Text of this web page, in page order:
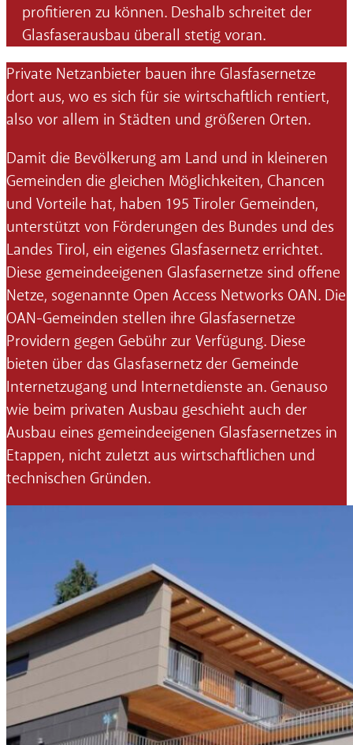
profitieren zu können. Deshalb schreitet der
Glasfaserausbau überall stetig voran.
Private Netzanbieter bauen ihre Glasfasernetze
dort aus, wo es sich für sie wirtschaftlich rentiert,
also vor allem in Städten und größeren Orten.
Damit die Bevölkerung am Land und in kleineren
Gemeinden die gleichen Möglichkeiten, Chancen
und Vorteile hat, haben 195 Tiroler Gemeinden,
unterstützt von Förderungen des Bundes und des
Landes Tirol, ein eigenes Glasfasernetz errichtet.
Diese gemeindeeigenen Glasfasernetze sind offene
Netze, sogenannte Open Access Networks OAN. Die
OAN-Gemeinden stellen ihre Glasfasernetze
Providern gegen Gebühr zur Verfügung. Diese
bieten über das Glasfasernetz der Gemeinde
Internetzugang und Internetdienste an. Genauso
wie beim privaten Ausbau geschieht auch der
Ausbau eines gemeindeeigenen Glasfasernetzes in
Etappen, nicht zuletzt aus wirtschaftlichen und
technischen Gründen.